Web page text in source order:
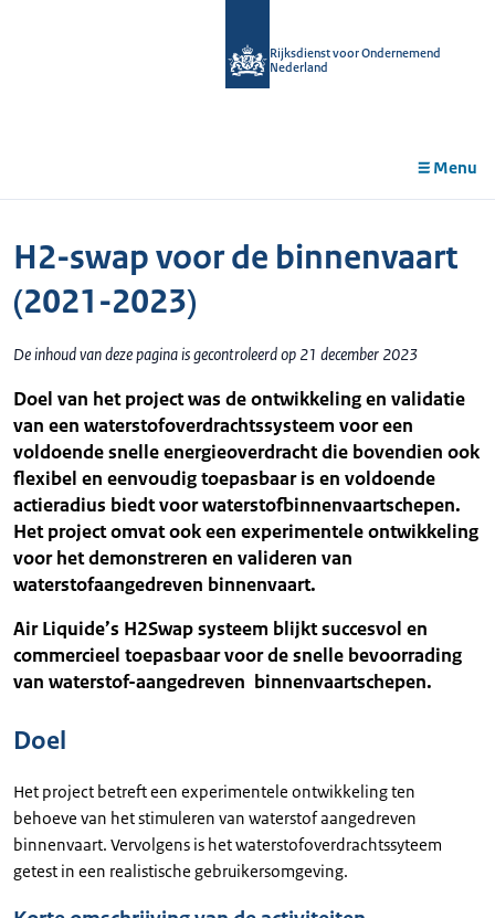
Rijksdienst voor Ondernemend
Nederland
Menu
H2-swap voor de binnenvaart
(2021-2023)
De inhoud van deze pagina is gecontroleerd op 21 december 2023
Doel van het project was de ontwikkeling en validatie
van een waterstofoverdrachtssysteem voor een
voldoende snelle energieoverdracht die bovendien ook
flexibel en eenvoudig toepasbaar is en voldoende
actieradius biedt voor waterstofbinnenvaartschepen.
Het project omvat ook een experimentele ontwikkeling
voor het demonstreren en valideren van
waterstofaangedreven binnenvaart.
Air Liquide’s H2Swap systeem blijkt succesvol en
commercieel toepasbaar voor de snelle bevoorrading
van waterstof-aangedreven binnenvaartschepen.
Doel
Het project betreft een experimentele ontwikkeling ten
behoeve van het stimuleren van waterstof aangedreven
binnenvaart. Vervolgens is het waterstofoverdrachtssyteem
getest in een realistische gebruikersomgeving.